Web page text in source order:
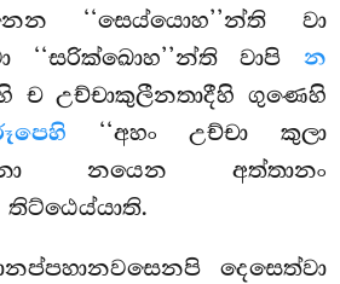
‘‘සෙය්යොහ’’න්ති වා
‘‘සරික්ඛොහ’’න්ති වාපි න
ච උච්චාකුලීනතාදීහි ගුණෙහි
‘‘අහං උච්චා කුලා
නයෙන අත්තානං
දෙසෙත්වා